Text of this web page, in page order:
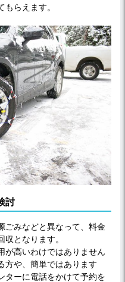
らえます。
討
ごみなどと異なって、料金
となります。
が高いわけではありません
方や、簡単ではあります
ターに電話をかけて予約を